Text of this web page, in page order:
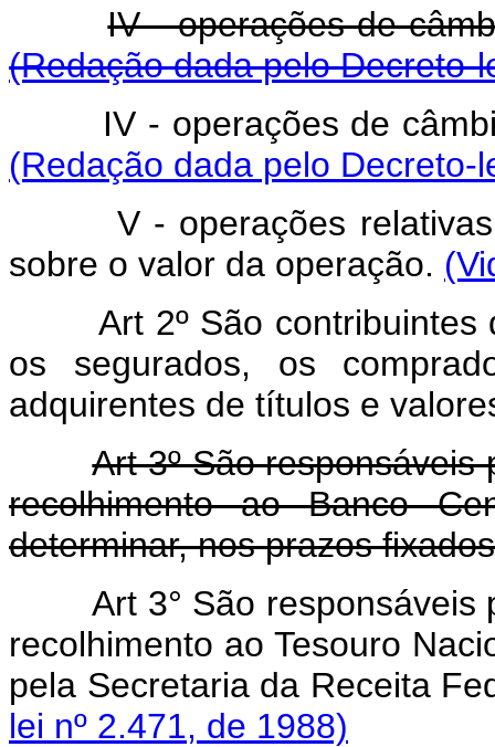
IV - operações de
(Redação dada pelo Decreto-
IV - operações de
(Redação dada pelo Decreto-
V - operações
sobre o valor da operação.
Art 2º São
os segurados, os
adquirentes de títulos e
Art 3º São
recolhimento ao Banco
determinar, nos prazos
Art 3° São
recolhimento ao Tesouro
pela Secretaria da Receita
lei nº 2.471, de 1988)